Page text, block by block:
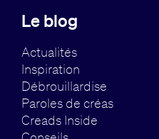
Le blog
Actualités
Inspiration
Débrouillardise
Paroles de créas
Creads Inside